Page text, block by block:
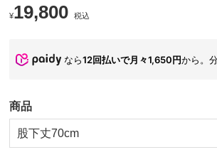
¥19,800 税込
なら12回払いで月々1,650円から。
商品
股下丈70cm